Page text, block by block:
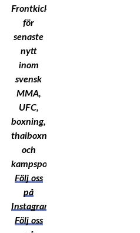
Frontkick.Online
för
senaste
nytt
inom
svensk
MMA,
UFC,
boxning,
thaiboxning
och
kampsport!
Följ oss
på
Instagram
Följ oss